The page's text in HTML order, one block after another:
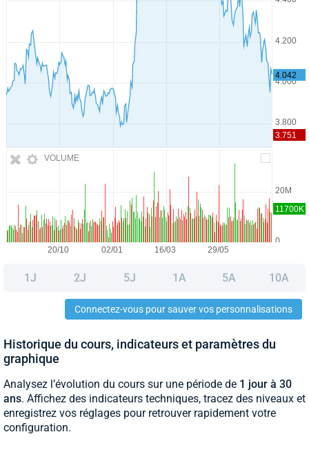
VOLUME
1J 2J 5J 1A 5A 10A
Connectez-vous pour sauver vos personnalisations
Historique du cours, indicateurs et paramètres du
graphique
Analysez l’évolution du cours sur une période de 1 jour à 30
ans. Affichez des indicateurs techniques, tracez des niveaux et
enregistrez vos réglages pour retrouver rapidement votre
configuration.